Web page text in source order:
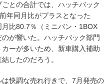
との合計では、ハッチバック
年同月比がプラスとなった
比80.7％（ミニバン・1BOX
が響いた。ハッチバック部門
ーが多いため、新車購入補助
したのだろう。
快調な売れ行きで、7月発売の